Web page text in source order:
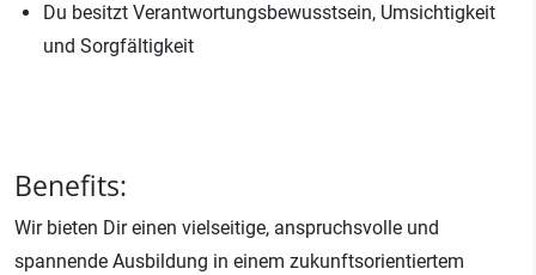
Du besitzt Verantwortungsbewusstsein, Umsichtigkeit
und Sorgfältigkeit
Benefits:
Wir bieten Dir einen vielseitige, anspruchsvolle und
spannende Ausbildung in einem zukunftsorientiertem